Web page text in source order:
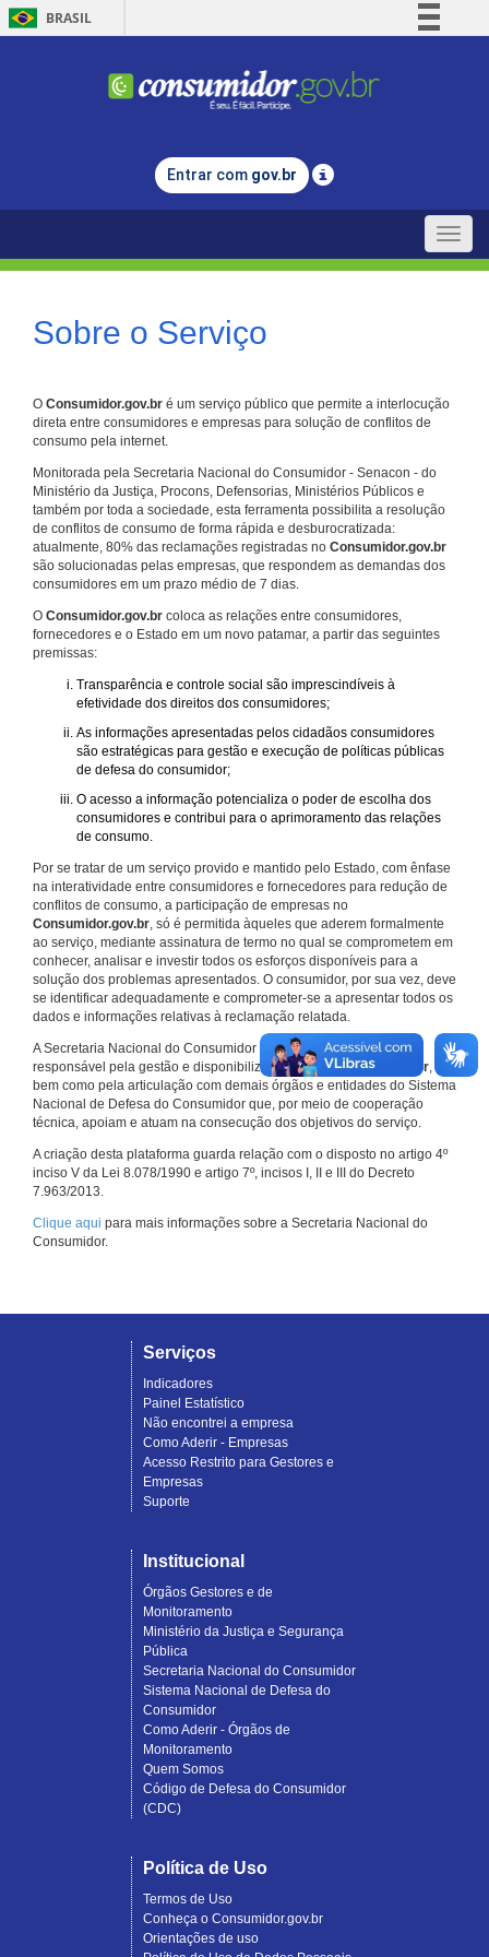
BRASIL
Comunica BR
Legislação
Entrar com gov.br
Toggle
Sobre o Serviço
O Consumidor.gov.br é um serviço público que permite a interlocução
direta entre consumidores e empresas para solução de conflitos de
consumo pela internet.
Monitorada pela Secretaria Nacional do Consumidor - Senacon - do
Ministério da Justiça, Procons, Defensorias, Ministérios Públicos e
também por toda a sociedade, esta ferramenta possibilita a resolução
de conflitos de consumo de forma rápida e desburocratizada:
atualmente, 80% das reclamações registradas no Consumidor.gov.br
são solucionadas pelas empresas, que respondem as demandas dos
consumidores em um prazo médio de 7 dias.
O Consumidor.gov.br coloca as relações entre consumidores,
fornecedores e o Estado em um novo patamar, a partir das seguintes
premissas:
Transparência e controle social são imprescindíveis à
efetividade dos direitos dos consumidores;
As informações apresentadas pelos cidadãos consumidores
são estratégicas para gestão e execução de políticas públicas
de defesa do consumidor;
O acesso a informação potencializa o poder de escolha dos
consumidores e contribui para o aprimoramento das relações
de consumo.
Por se tratar de um serviço provido e mantido pelo Estado, com ênfase
na interatividade entre consumidores e fornecedores para redução de
conflitos de consumo, a participação de empresas no
Consumidor.gov.br, só é permitida àqueles que aderem formalmente
ao serviço, mediante assinatura de termo no qual se comprometem em
conhecer, analisar e investir todos os esforços disponíveis para a
solução dos problemas apresentados. O consumidor, por sua vez, deve
se identificar adequadamente e comprometer-se a apresentar todos os
dados e informações relativas à reclamação relatada.
A Secretaria Nacional do Consumidor do Ministério da Justiça é a
responsável pela gestão e disponibilização doConsumidor.gov.br,
bem como pela articulação com demais órgãos e entidades do Sistema
Nacional de Defesa do Consumidor que, por meio de cooperação
técnica, apoiam e atuam na consecução dos objetivos do serviço.
A criação desta plataforma guarda relação com o disposto no artigo 4º
inciso V da Lei 8.078/1990 e artigo 7º, incisos I, II e III do Decreto
7.963/2013.
Clique aqui para mais informações sobre a Secretaria Nacional do
Consumidor.
Serviços
Indicadores
Painel Estatístico
Não encontrei a empresa
Como Aderir - Empresas
Acesso Restrito para Gestores e
Empresas
Suporte
Institucional
Órgãos Gestores e de
Monitoramento
Ministério da Justiça e Segurança
Pública
Secretaria Nacional do Consumidor
Sistema Nacional de Defesa do
Consumidor
Como Aderir - Órgãos de
Monitoramento
Quem Somos
Código de Defesa do Consumidor
(CDC)
Política de Uso
Termos de Uso
Conheça o Consumidor.gov.br
Orientações de uso